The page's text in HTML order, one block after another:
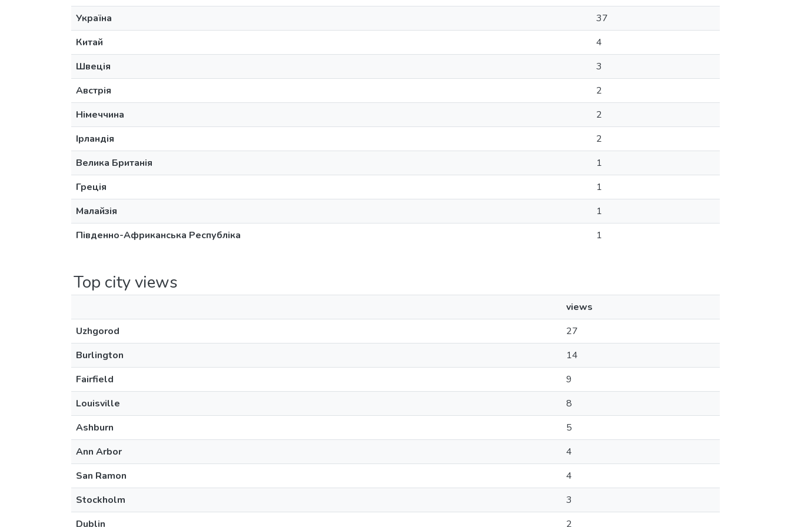
Україна
37
Китай
4
Швеція
3
Австрія
2
Німеччина
2
Ірландія
2
Велика Британія
1
Греція
1
Малайзія
1
Південно-Африканська Республіка
1
Top city views
views
Uzhgorod
27
Burlington
14
Fairfield
9
Louisville
8
Ashburn
5
Ann Arbor
4
San Ramon
4
Stockholm
3
Dublin
2